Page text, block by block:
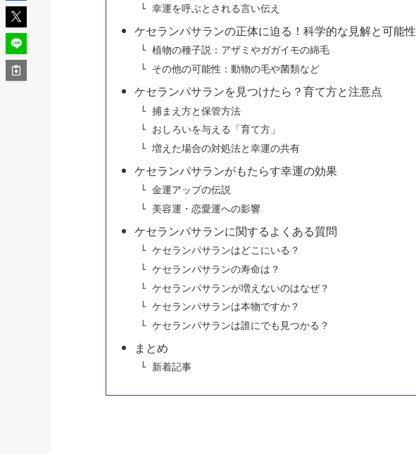
幸運を呼ぶとされる言い伝え
ケセランパサランの正体に迫る！科学的な見解と可能性
植物の種子説：アザミやガガイモの綿毛
その他の可能性：動物の毛や菌類など
ケセランパサランを見つけたら？育て方と注意点
捕まえ方と保管方法
おしろいを与える「育て方」
増えた場合の対処法と幸運の共有
ケセランパサランがもたらす幸運の効果
金運アップの伝説
美容運・恋愛運への影響
ケセランパサランに関するよくある質問
ケセランパサランはどこにいる？
ケセランパサランの寿命は？
ケセランパサランが増えないのはなぜ？
ケセランパサランは本物ですか？
ケセランパサランは誰にでも見つかる？
まとめ
新着記事